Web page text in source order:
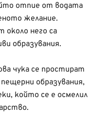
отпие от водата
желание.
него са
образувания.
чука се простират
образувания,
който се е осмелил